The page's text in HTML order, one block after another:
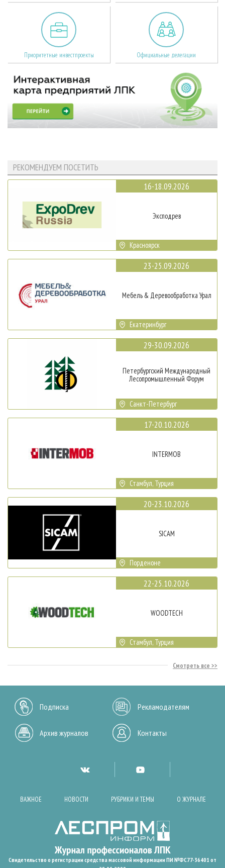
Приоритетные инвестпроекты Официальные делегации
РЕКОМЕНДУЕМ ПОСЕТИТЬ
16-18.09.2026
Эксподрев
Красноярск
23-25.09.2026
Мебель & Деревообработка Урал
Екатеринбург
29-30.09.2026
Петербургский Международный
Лесопромышленный Форум
Санкт-Петербург
17-20.10.2026
INTERMOB
Стамбул, Турция
20-23.10.2026
SICAM
Порденоне
22-25.10.2026
WOODTECH
Стамбул, Турция
Смотреть все
Подписка Рекламодателям
Архив журналов Контакты
ВАЖНОЕ НОВОСТИ РУБРИКИ И ТЕМЫ О ЖУРНАЛЕ
Свидетельство о регистрации средства массовой информации ПИ №ФС77-36401 от